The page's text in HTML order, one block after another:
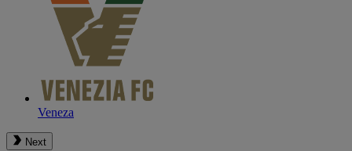
Veneza
Next